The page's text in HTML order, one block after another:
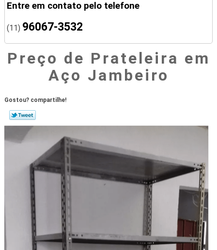
Entre em contato pelo telefone
(11) 96067-3532
Preço de Prateleira em
Aço Jambeiro
Gostou? compartilhe!